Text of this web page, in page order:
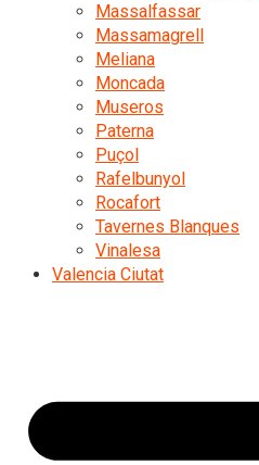
Massalfassar
Massamagrell
Meliana
Moncada
Museros
Paterna
Puçol
Rafelbunyol
Rocafort
Tavernes Blanques
Vinalesa
Valencia Ciutat